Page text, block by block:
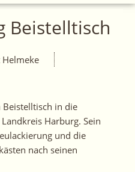
Beistelltisch
Beistelltisch in die
Harburg. Sein
und die
nach seinen